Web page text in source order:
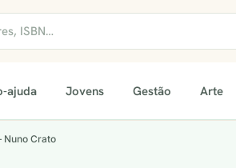
ajuda Jovens Gestão Arte
Nuno Crato